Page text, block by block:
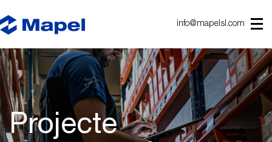
info@mapelsl.com
Projecte